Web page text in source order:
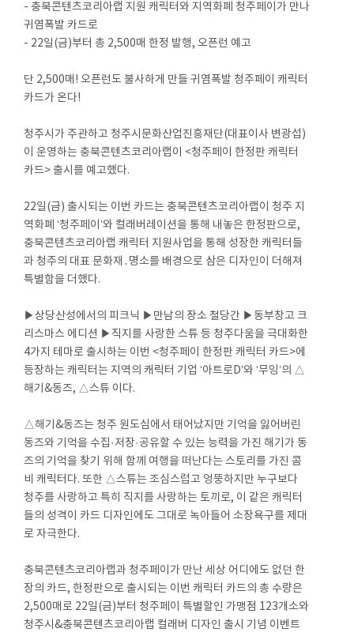
- 충북콘텐츠코리아랩 지원 캐릭터와 지역화폐 청주페이가 만나
귀염폭발 카드로
- 22일(금)부터 총 2,500매 한정 발행, 오픈런 예고
단 2,500매! 오픈런도 불사하게 만들 귀염폭발 청주페이 캐릭터
카드가 온다!
청주시가 주관하고 청주시문화산업진흥재단(대표이사 변광섭)
이 운영하는 충북콘텐츠코리아랩이 <청주페이 한정판 캐릭터
카드> 출시를 예고했다.
22일(금) 출시되는 이번 카드는 충북콘텐츠코리아랩이 청주 지
역화폐 ‘청주페이’와 컬래버레이션을 통해 내놓은 한정판으로,
충북콘텐츠코리아랩 캐릭터 지원사업을 통해 성장한 캐릭터들
과 청주의 대표 문화재․명소를 배경으로 삼은 디자인이 더해져
특별함을 더했다.
▶상당산성에서의 피크닉 ▶만남의 장소 철당간 ▶동부창고 크
리스마스 에디션 ▶직지를 사랑한 스튜 등 청주다움을 극대화한
4가지 테마로 출시하는 이번 <청주페이 한정판 캐릭터 카드>에
등장하는 캐릭터는 지역의 캐릭터 기업 ‘아트로D’와 ‘무잉’의 △
해기&동즈, △스튜 이다.
△해기&동즈는 청주 원도심에서 태어났지만 기억을 잃어버린
동즈와 기억을 수집·저장·공유할 수 있는 능력을 가진 해기가 동
즈의 기억을 찾기 위해 함께 여행을 떠난다는 스토리를 가진 콤
비 캐릭터다. 또한 △스튜는 조심스럽고 엉뚱하지만 누구보다
청주를 사랑하고 특히 직지를 사랑하는 토끼로, 이 같은 캐릭터
들의 성격이 카드 디자인에도 그대로 녹아들어 소장욕구를 제대
로 자극한다.
충북콘텐츠코리아랩과 청주페이가 만난 세상 어디에도 없던 한
장의 카드, 한정판으로 출시되는 이번 캐릭터 카드의 총 수량은
2,500매로 22일(금)부터 청주페이 특별할인 가맹점 123개소와
청주시&충북콘텐츠코리아랩 컬래버 디자인 출시 기념 이벤트